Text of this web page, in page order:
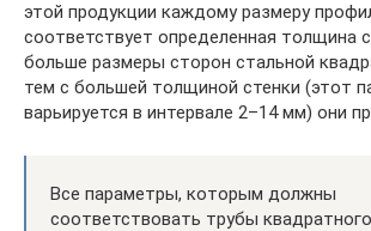
этой продукции каждому размеру
соответствует определенная толщина
больше размеры сторон стальной
тем с большей толщиной стенки (этот
варьируется в интервале 2–14 мм) они
Все параметры, которым должны
соответствовать трубы